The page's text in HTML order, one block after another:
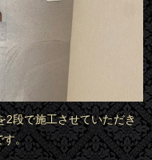
2段で施工させていただき
す。